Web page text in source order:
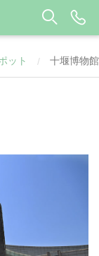
ット / 十堰博物館